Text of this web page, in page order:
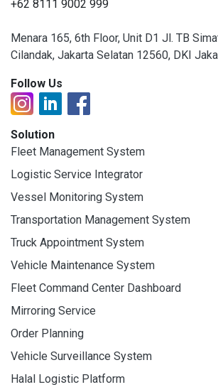
+62 8111 9002 999
Menara 165, 6th Floor, Unit D1 Jl. TB
Cilandak, Jakarta Selatan 12560, DKI
Follow Us
Solution
Fleet Management System
Logistic Service Integrator
Vessel Monitoring System
Transportation Management System
Truck Appointment System
Vehicle Maintenance System
Fleet Command Center Dashboard
Mirroring Service
Order Planning
Vehicle Surveillance System
Halal Logistic Platform